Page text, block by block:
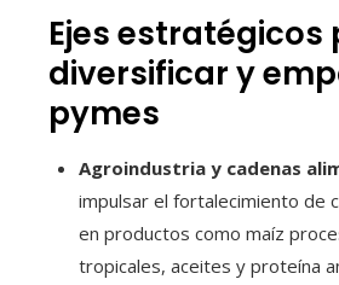
Ejes estratégicos
diversificar y
pymes
Agroindustria y cadenas
impulsar el fortalecimiento de
en productos como maíz
tropicales, aceites y proteína